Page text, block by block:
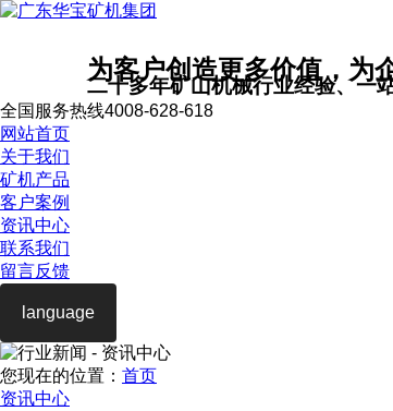
为客户创造更多价值，为
二十多年矿山机械行业经验、一
全国服务热线4008-628-618
网站首页
关于我们
矿机产品
客户案例
资讯中心
联系我们
留言反馈
language
您现在的位置： 首页
资讯中心